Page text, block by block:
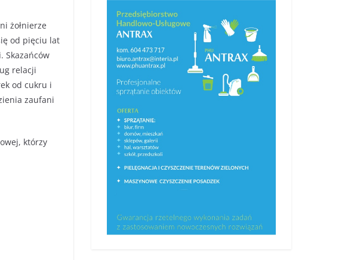
żołnierze
od pięciu lat
Skazańców
relacji
od cukru i
zaufani
którzy